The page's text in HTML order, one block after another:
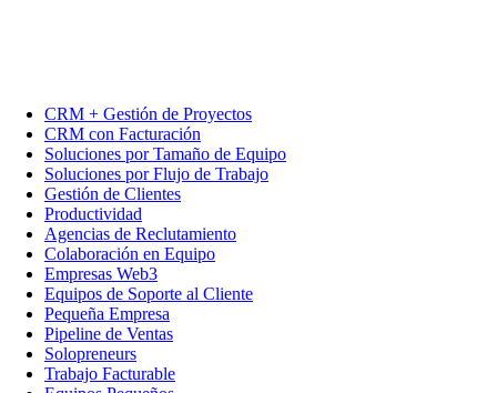
CRM + Gestión de Proyectos
CRM con Facturación
Soluciones por Tamaño de Equipo
Soluciones por Flujo de Trabajo
Gestión de Clientes
Productividad
Agencias de Reclutamiento
Colaboración en Equipo
Empresas Web3
Equipos de Soporte al Cliente
Pequeña Empresa
Pipeline de Ventas
Solopreneurs
Trabajo Facturable